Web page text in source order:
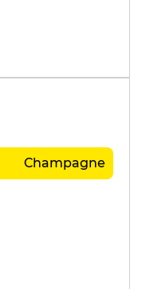
Champagne